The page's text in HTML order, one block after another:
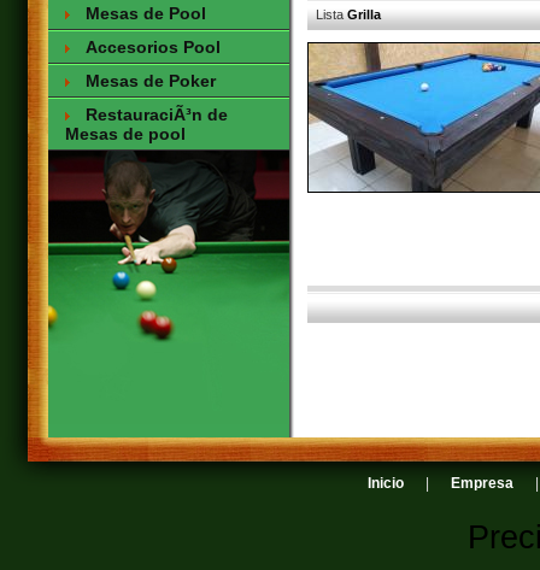
Mesas de Pool
Accesorios Pool
Mesas de Poker
RestauraciÃ³n de
Mesas de pool
ListaGrilla
Inicio Empresa